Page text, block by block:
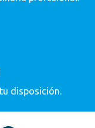
disposición.